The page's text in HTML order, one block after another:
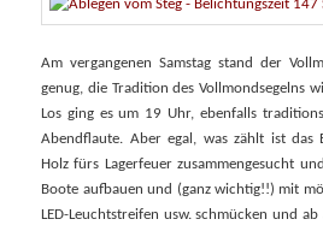
Am vergangenen Samstag stand der
genug, die Tradition des Vollmondsegelns
Los ging es um 19 Uhr, ebenfalls
Abendflaute. Aber egal, was zählt ist das
Holz fürs Lagerfeuer zusammengesucht
Boote aufbauen und (ganz wichtig!!) mit
LED-Leuchtstreifen usw. schmücken und